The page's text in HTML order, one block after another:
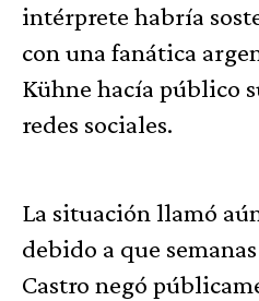
intérprete habría
con una fanática
Kühne hacía público
redes sociales.
La situación llamó
debido a que
Castro negó